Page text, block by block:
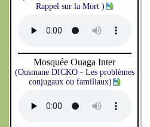
Rappel sur la Mort )
Mosquée Ouaga Inter
(Ousmane DICKO - Les problèmes
conjugaux ou familiaux)